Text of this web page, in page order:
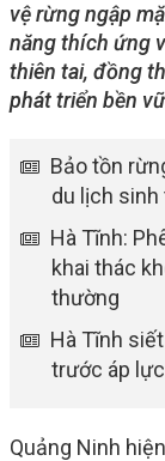
vệ rừng ngập
năng thích ứng
thiên tai, đồng
phát triển bền
Bảo tồn
du lịch sinh
Hà Tĩnh:
khai thác
thường
Hà Tĩnh
trước áp
Quảng Ninh